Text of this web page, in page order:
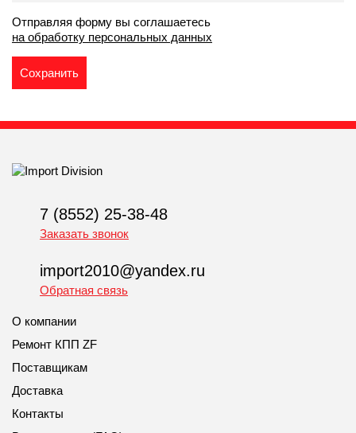
Отправляя форму вы соглашаетесь
на обработку персональных данных
7 (8552) 25-38-48
Заказать звонок
import2010@yandex.ru
Обратная связь
О компании
Ремонт КПП ZF
Поставщикам
Доставка
Контакты